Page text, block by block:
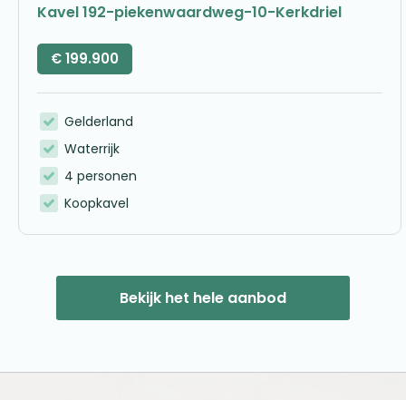
Kavel 192-piekenwaardweg-10-Kerkdriel
€199.900
Gelderland
Waterrijk
4 personen
Koopkavel
Bekijk het hele aanbod